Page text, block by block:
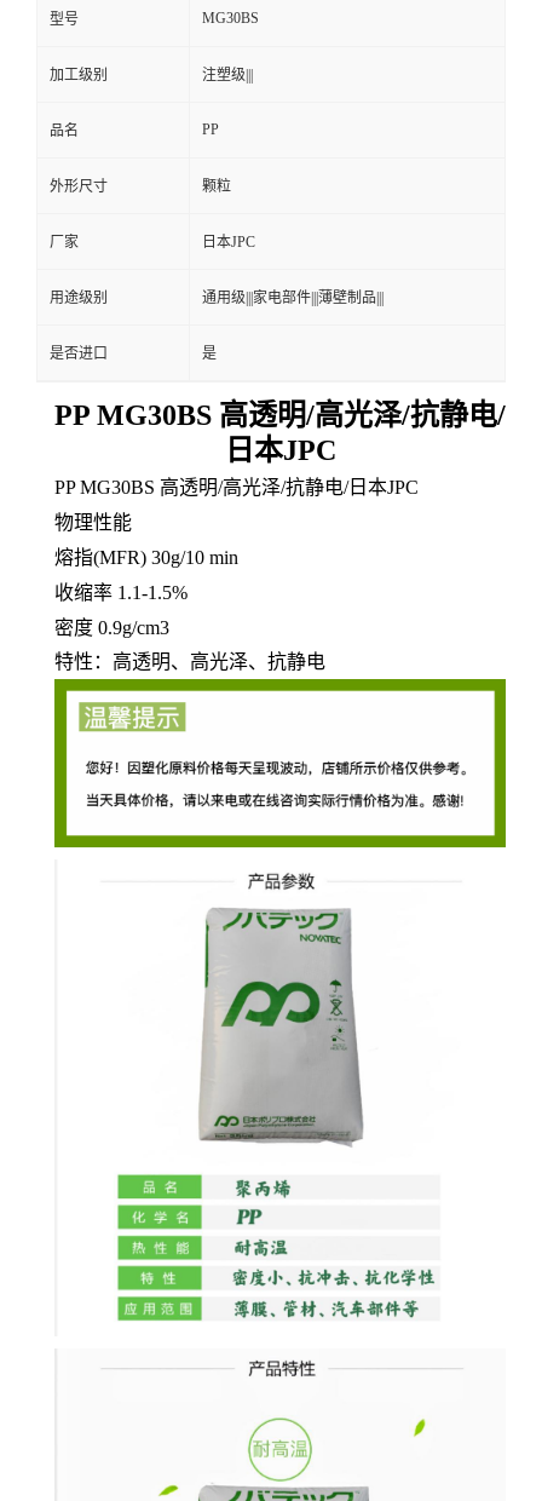
型号 MG30BS
加工级别 注塑级|||
品名 PP
外形尺寸 颗粒
厂家 日本JPC
用途级别 通用级|||家电部件|||薄壁制品|||
是否进口 是
PP MG30BS 高透明/高光泽/抗静电/
日本JPC
PP MG30BS 高透明/高光泽/抗静电/日本JPC
物理性能
熔指(MFR) 30g/10 min
收缩率 1.1-1.5%
密度 0.9g/cm3
特性： 高透明、高光泽、抗静电